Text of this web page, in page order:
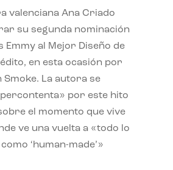
valenciana Ana Criado
su segunda nominación
Emmy al Mejor Diseño de
en esta ocasión por
Smoke. La autora se
por este hito
el momento que vive
ve una vuelta a «todo lo
‘human-made’»